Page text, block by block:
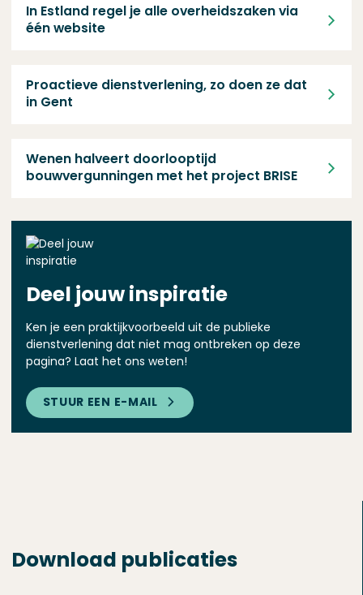
In Estland regel je alle overheidszaken via
één website
Proactieve dienstverlening, zo doen ze dat
in Gent
Wenen halveert doorlooptijd
bouwvergunningen met het project BRISE
Deel jouw inspiratie
Ken je een praktijkvoorbeeld uit de publieke
dienstverlening dat niet mag ontbreken op deze
pagina? Laat het ons weten!
STUUR EEN E-MAIL
Download publicaties